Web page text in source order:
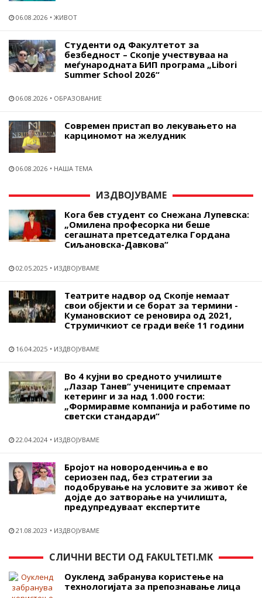
06.08.2026 ЖИВОТ
Студенти од Факултетот за
безбедност – Скопје учествуваа на
меѓународната БИП програма „Libori
Summer School 2026“
06.08.2026 ОБРАЗОВАНИЕ
Современ пристап во лекувањето на
карциномот на желудник
06.08.2026 НАША ТЕМА
ИЗДВОЈУВАМЕ
Кога бев студент со Снежана Лупевска:
„Омилена професорка ни беше
сегашната претседателка Гордана
Сиљановска-Давкова“
02.05.2025 ИЗДВОЈУВАМЕ
Театрите надвор од Скопје немаат
свои објекти и се борат за термини -
Кумановскиот се реновира од 2021,
Струмичкиот се гради веќе 11 години
16.04.2025 ИЗДВОЈУВАМЕ
Во 4 кујни во средното училиште
„Лазар Танев“ учениците спремаат
кетеринг и за над 1.000 гости:
„Формиравме компанија и работиме по
светски стандарди“
22.04.2024 ИЗДВОЈУВАМЕ
Бројот на новороденчиња е во
сериозен пад, без стратегии за
подобрување на условите за живот ќе
дојде до затворање на училишта,
предупредуваат експертите
21.08.2023 ИЗДВОЈУВАМЕ
СЛИЧНИ ВЕСТИ ОД FAKULTETI.MK
Оукленд забранува користење на
технологијата за препознавање лица